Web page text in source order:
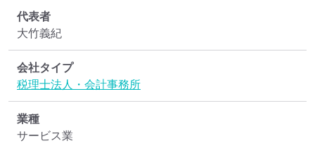
代表者
大竹義紀
会社タイプ
税理士法人・会計事務所
業種
サービス業